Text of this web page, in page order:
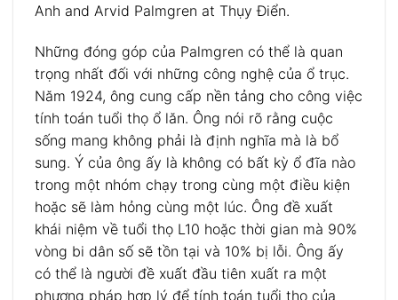
Anh and Arvid Palmgren at Thụy Điển.
Những đóng góp của Palmgren có thể là quan
trọng nhất đối với những công nghệ của ổ trục.
Năm 1924, ông cung cấp nền tảng cho công việc
tính toán tuổi thọ ổ lăn. Ông nói rõ rằng cuộc
sống mang không phải là định nghĩa mà là bổ
sung. Ý của ông ấy là không có bất kỳ ổ đĩa nào
trong một nhóm chạy trong cùng một điều kiện
hoặc sẽ làm hỏng cùng một lúc. Ông đề xuất
khái niệm về tuổi thọ L10 hoặc thời gian mà 90%
vòng bi dân số sẽ tồn tại và 10% bị lỗi. Ông ấy
có thể là người đề xuất đầu tiên xuất ra một
phương pháp hợp lý để tính toán tuổi thọ của